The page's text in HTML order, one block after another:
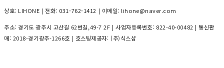
상호: LIHONE | 전화: 031-762-1412 | 이메일: lihone@naver.com
주소: 경기도 광주시 고산길 62번길,49-7 2F | 사업자등록번호: 822-40-00482 | 통신판
매: 2018-경기광주-1266호 | 호스팅제공자: (주)식스샵